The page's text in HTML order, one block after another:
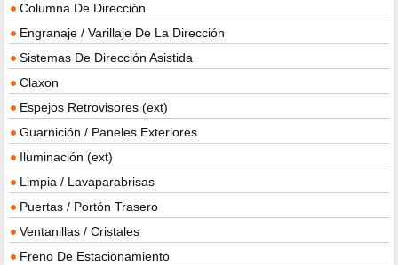
Columna De Dirección
Engranaje / Varillaje De La Dirección
Sistemas De Dirección Asistida
Claxon
Espejos Retrovisores (ext)
Guarnición / Paneles Exteriores
Iluminación (ext)
Limpia / Lavaparabrisas
Puertas / Portón Trasero
Ventanillas / Cristales
Freno De Estacionamiento